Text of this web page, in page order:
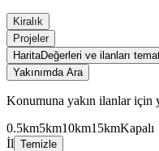
Kiralık
Projeler
HaritaDeğerleri ve ilanları
Yakınımda Ara
Konumuna yakın ilanlar için
0.5km5km10km15kmKapalı
İl Temizle